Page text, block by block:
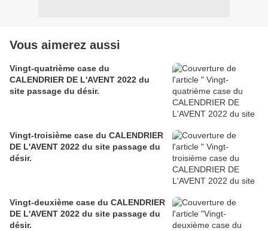
Vous aimerez aussi
Vingt-quatrième case du
CALENDRIER DE L'AVENT 2022 du
site passage du désir.
Vingt-troisième case du CALENDRIER
DE L'AVENT 2022 du site passage du
désir.
Vingt-deuxième case du CALENDRIER
DE L'AVENT 2022 du site passage du
désir.